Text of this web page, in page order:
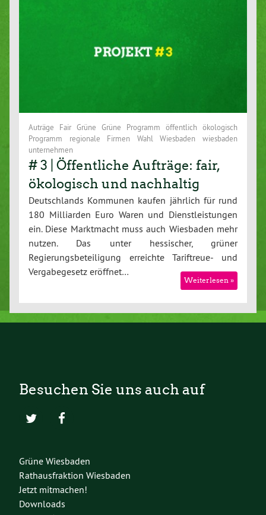
Auträge Fair Grüne Grüne Programm öffentlich ökologisch
Programm regionale Firmen Wahl Wiesbaden wiesbaden
unternehmen
# 3 | Öffentliche Aufträge: fair,
ökologisch und nachhaltig
Deutschlands Kommunen kaufen jährlich für rund
180 Milliarden Euro Waren und Dienstleistungen
ein. Diese Marktmacht muss auch Wiesbaden mehr
nutzen. Das unter hessischer, grüner
Regierungsbeteiligung erreichte Tariftreue- und
Vergabegesetz eröffnet…
Weiterlesen »
Besuchen Sie uns auch auf
Grüne Wiesbaden
Rathausfraktion Wiesbaden
Jetzt mitmachen!
Downloads